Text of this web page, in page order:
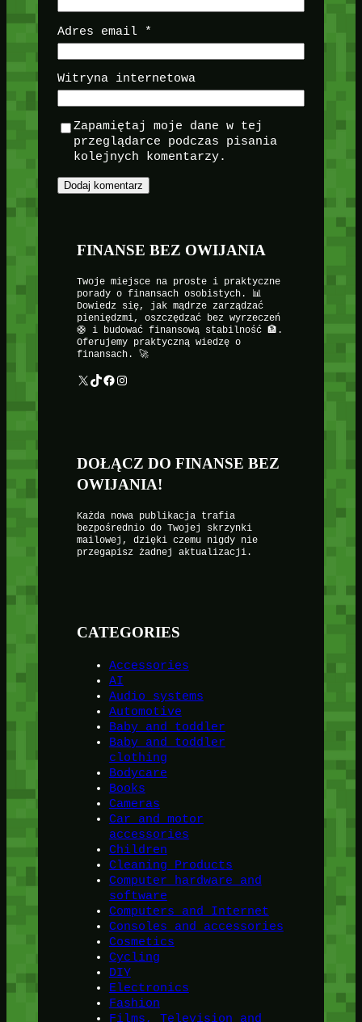
Adres email *
Witryna internetowa
Zapamiętaj moje dane w tej
przeglądarce podczas pisania
kolejnych komentarzy.
FINANSE BEZ OWIJANIA
Twoje miejsce na proste i praktyczne
porady o finansach osobistych. 📊
Dowiedz się, jak mądrze zarządzać
pieniędzmi, oszczędzać bez wyrzeczeń
🛟 i budować finansową stabilność 🏦.
Oferujemy praktyczną wiedzę o
finansach. 🚀
X TikTok Facebook Instagram
DOŁĄCZ DO FINANSE BEZ
OWIJANIA!
Każda nowa publikacja trafia
bezpośrednio do Twojej skrzynki
mailowej, dzięki czemu nigdy nie
przegapisz żadnej aktualizacji.
CATEGORIES
Accessories
AI
Audio systems
Automotive
Baby and toddler
Baby and toddler
clothing
Bodycare
Books
Cameras
Car and motor
accessories
Children
Cleaning Products
Computer hardware and
software
Computers and Internet
Consoles and accessories
Cosmetics
Cycling
DIY
Electronics
Fashion
Films, Television and